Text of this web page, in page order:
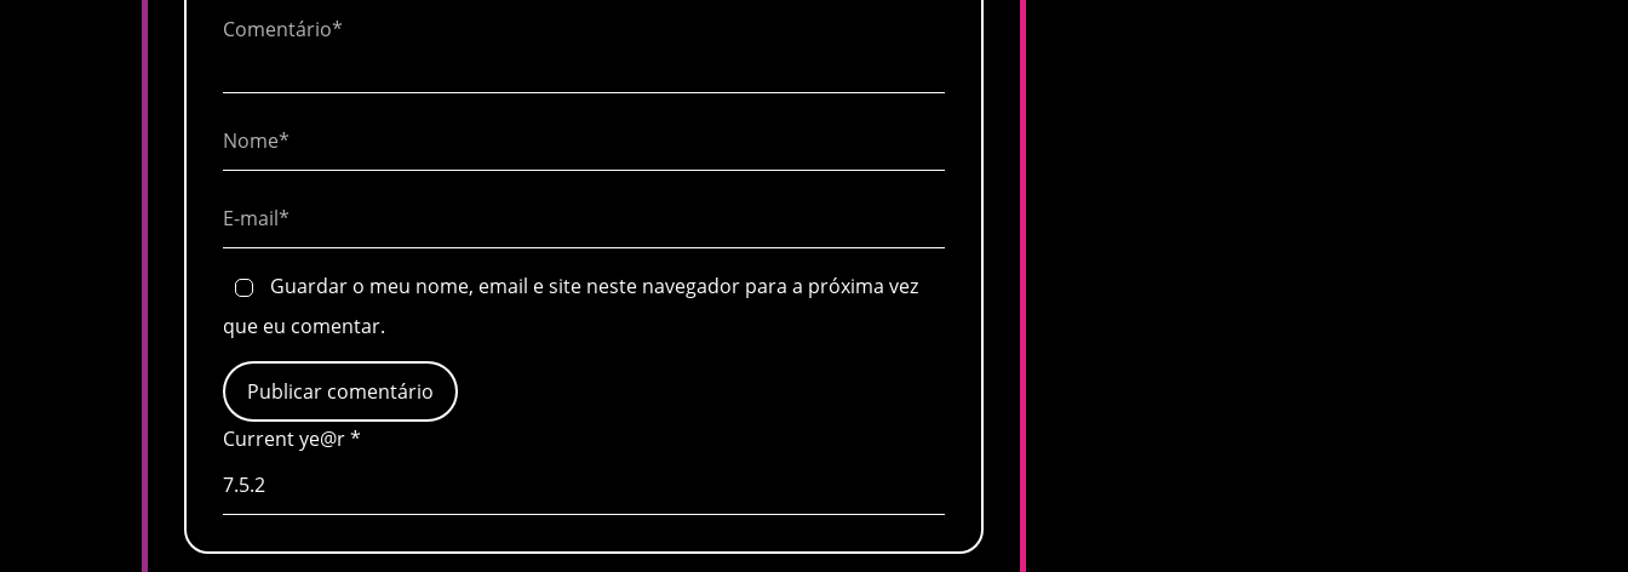
Guardar o meu nome, email e site neste navegador para a próxima vez
que eu comentar.
Current ye@r*